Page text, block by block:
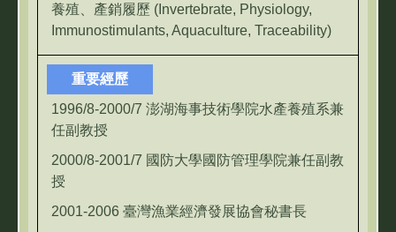
養殖、產銷履歷 (Invertebrate, Physiology,
Immunostimulants, Aquaculture, Traceability)
重要經歷
1996/8-2000/7 澎湖海事技術學院水產養殖系兼
任副教授
2000/8-2001/7 國防大學國防管理學院兼任副教
授
2001-2006 臺灣漁業經濟發展協會秘書長